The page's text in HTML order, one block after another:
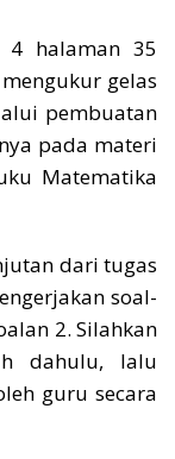
4 halaman 35
gelas
pembuatan
pada materi
Matematika
dari tugas
soal-
2. Silahkan
dahulu, lalu
guru secara